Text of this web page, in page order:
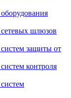
шлюзов
защиты от
контроля